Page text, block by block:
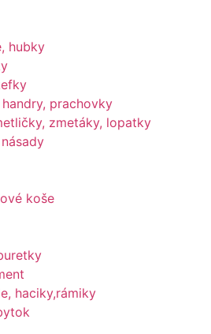
hubky
prachovky
zmetáky, lopatky
koše
haciky,rámiky